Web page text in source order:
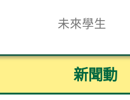
未來學生
新聞動